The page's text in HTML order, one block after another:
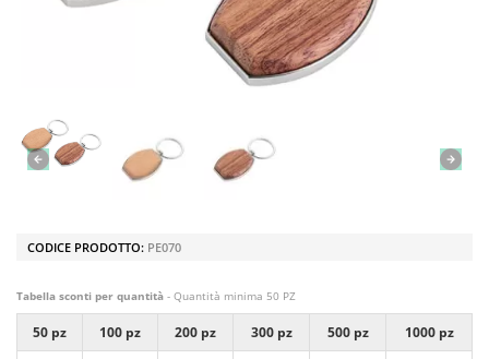
CODICE PRODOTTO: PE070
Tabella sconti per quantità - Quantità minima 50 PZ
50 pz 100 pz 200 pz 300 pz 500 pz
1000 pz